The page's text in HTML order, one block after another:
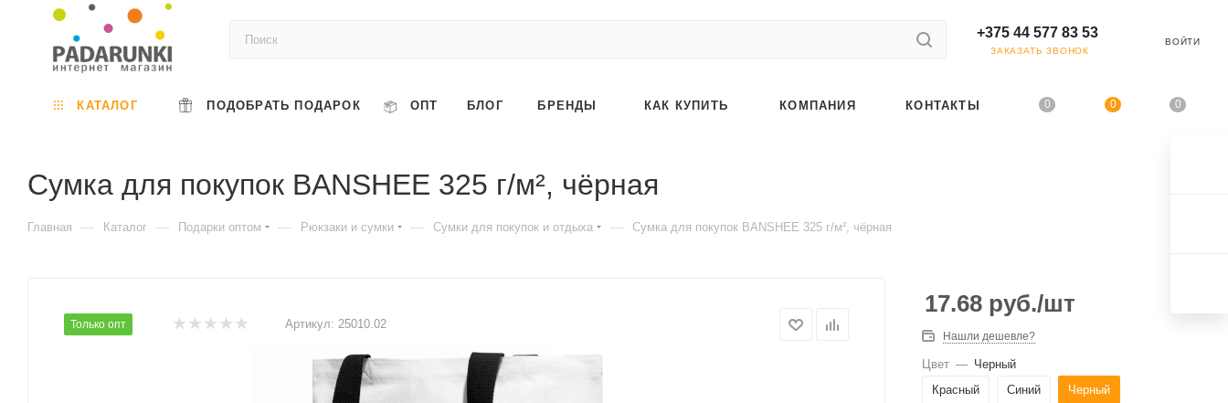
+375 44 577 83 53
ЗАКАЗАТЬ ЗВОНОК
ВОЙТИ
0 0 0
КАТАЛОГ ПОДОБРАТЬ ПОДАРОК ОПТ БЛОГ БРЕНДЫ КАК КУПИТЬ КОМПАНИЯ КОНТАКТЫ
Сумка для покупок BANSHEE 325 г/м², чёрная
Главная — Каталог — Подарки оптом — Рюкзаки и сумки — Сумки для покупок и отдыха — Сумка для покупок BANSHEE 325 г/м², чёрная
Только опт Артикул: 25010.02
17.68 руб./шт
Нашли дешевле?
Цвет — Черный
Красный
Синий Черный